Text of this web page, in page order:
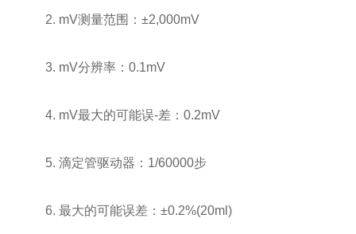
2. mV测量范围：±2,000mV
3. mV分辨率：0.1mV
4. mV最大的可能误-差：0.2mV
5. 滴定管驱动器：1/60000步
6. 最大的可能误差：±0.2%(20ml)